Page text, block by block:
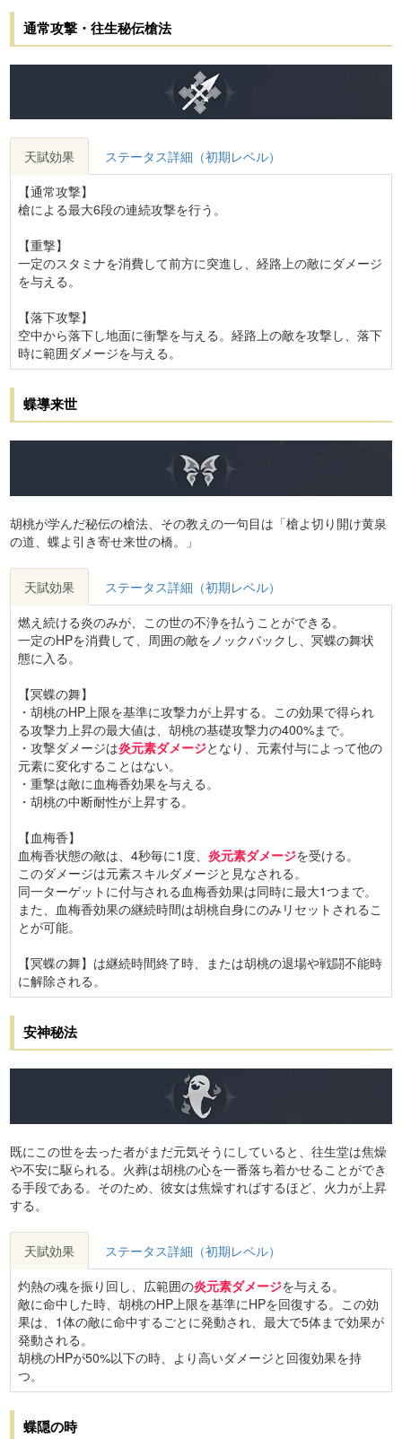
通常攻撃・往生秘伝槍法
天賦効果
ステータス詳細（初期レベル）
【通常攻撃】
槍による最大6段の連続攻撃を行う。
【重撃】
一定のスタミナを消費して前方に突進し、経路上の敵にダメージ
を与える。
【落下攻撃】
空中から落下し地面に衝撃を与える。経路上の敵を攻撃し、落下
時に範囲ダメージを与える。
蝶導来世
胡桃が学んだ秘伝の槍法、その教えの一句目は「槍よ切り開け黄泉
の道、蝶よ引き寄せ来世の橋。」
天賦効果
ステータス詳細（初期レベル）
燃え続ける炎のみが、この世の不浄を払うことができる。
一定のHPを消費して、周囲の敵をノックバックし、冥蝶の舞状
態に入る。
【冥蝶の舞】
・胡桃のHP上限を基準に攻撃力が上昇する。この効果で得られ
る攻撃力上昇の最大値は、胡桃の基礎攻撃力の400%まで。
・攻撃ダメージは炎元素ダメージとなり、元素付与によって他の
元素に変化することはない。
・重撃は敵に血梅香効果を与える。
・胡桃の中断耐性が上昇する。
【血梅香】
血梅香状態の敵は、4秒毎に1度、 炎元素ダメージを受ける。
このダメージは元素スキルダメージと見なされる。
同一ターゲットに付与される血梅香効果は同時に最大1つまで。
また、血梅香効果の継続時間は胡桃自身にのみリセットされるこ
とが可能。
【冥蝶の舞】は継続時間終了時、または胡桃の退場や戦闘不能時
に解除される。
安神秘法
既にこの世を去った者がまだ元気そうにしていると、往生堂は焦燥
や不安に駆られる。火葬は胡桃の心を一番落ち着かせることができ
る手段である。そのため、彼女は焦燥すればするほど、火力が上昇
する。
天賦効果
ステータス詳細（初期レベル）
灼熱の魂を振り回し、広範囲の炎元素ダメージを与える。
敵に命中した時、胡桃のHP上限を基準にHPを回復する。この効
果は、1体の敵に命中するごとに発動され、最大で5体まで効果が
発動される。
胡桃のHPが50%以下の時、より高いダメージと回復効果を持
つ。
蝶隠の時